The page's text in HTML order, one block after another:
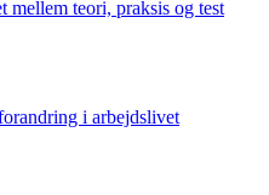
teori, praksis og test
i arbejdslivet